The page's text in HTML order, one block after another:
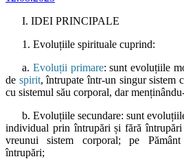
I. IDEI PRINCIPALE
1. Evoluțiile spirituale cuprind:
a. Evoluții primare: sunt evoluțiile
de spirit, întrupate într-un singur sistem
cu sistemul său corporal, dar
b. Evoluțiile secundare: sunt
individual prin întrupări și fără
vreunui sistem corporal; pe
întrupări;